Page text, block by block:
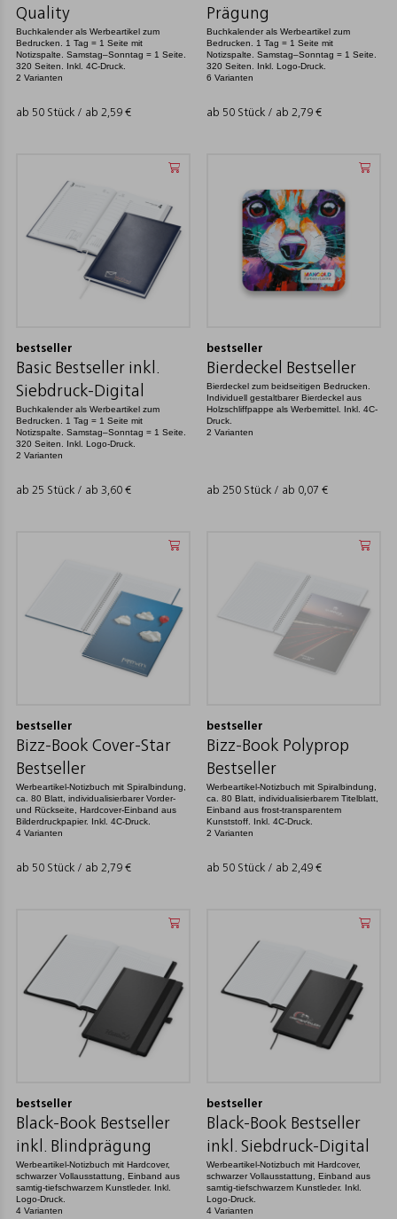
Quality
Buchkalender als Werbeartikel zum
Bedrucken. 1 Tag = 1 Seite mit
Notizspalte. Samstag–Sonntag = 1 Seite.
320 Seiten. Inkl. 4C-Druck.
2 Varianten
ab 50 Stück / ab 2,59 €
Prägung
Buchkalender als Werbeartikel zum
Bedrucken. 1 Tag = 1 Seite mit
Notizspalte. Samstag–Sonntag = 1 Seite.
320 Seiten. Inkl. Logo-Druck.
6 Varianten
ab 50 Stück / ab 2,79 €
bestseller
Basic Bestseller inkl.
Siebdruck-Digital
Buchkalender als Werbeartikel zum
Bedrucken. 1 Tag = 1 Seite mit
Notizspalte. Samstag–Sonntag = 1 Seite.
320 Seiten. Inkl. Logo-Druck.
2 Varianten
ab 25 Stück / ab 3,60 €
bestseller
Bierdeckel Bestseller
Bierdeckel zum beidseitigen Bedrucken.
Individuell gestaltbarer Bierdeckel aus
Holzschliffpappe als Werbemittel. Inkl. 4C-
Druck.
2 Varianten
ab 250 Stück / ab 0,07 €
bestseller
Bizz-Book Cover-Star
Bestseller
Werbeartikel-Notizbuch mit Spiralbindung,
ca. 80 Blatt, individualisierbarer Vorder-
und Rückseite, Hardcover-Einband aus
Bilderdruckpapier. Inkl. 4C-Druck.
4 Varianten
ab 50 Stück / ab 2,79 €
bestseller
Bizz-Book Polyprop
Bestseller
Werbeartikel-Notizbuch mit Spiralbindung,
ca. 80 Blatt, individualisierbarem Titelblatt,
Einband aus frost-transparentem
Kunststoff. Inkl. 4C-Druck.
2 Varianten
ab 50 Stück / ab 2,49 €
bestseller
Black-Book Bestseller
inkl. Blindprägung
Werbeartikel-Notizbuch mit Hardcover,
schwarzer Vollausstattung, Einband aus
samtig-tiefschwarzem Kunstleder. Inkl.
Logo-Druck.
4 Varianten
bestseller
Black-Book Bestseller
inkl. Siebdruck-Digital
Werbeartikel-Notizbuch mit Hardcover,
schwarzer Vollausstattung, Einband aus
samtig-tiefschwarzem Kunstleder. Inkl.
Logo-Druck.
4 Varianten